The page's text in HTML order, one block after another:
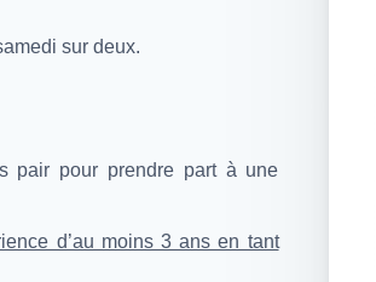
sur deux.
pair pour prendre part à une
d’au moins 3 ans en tant